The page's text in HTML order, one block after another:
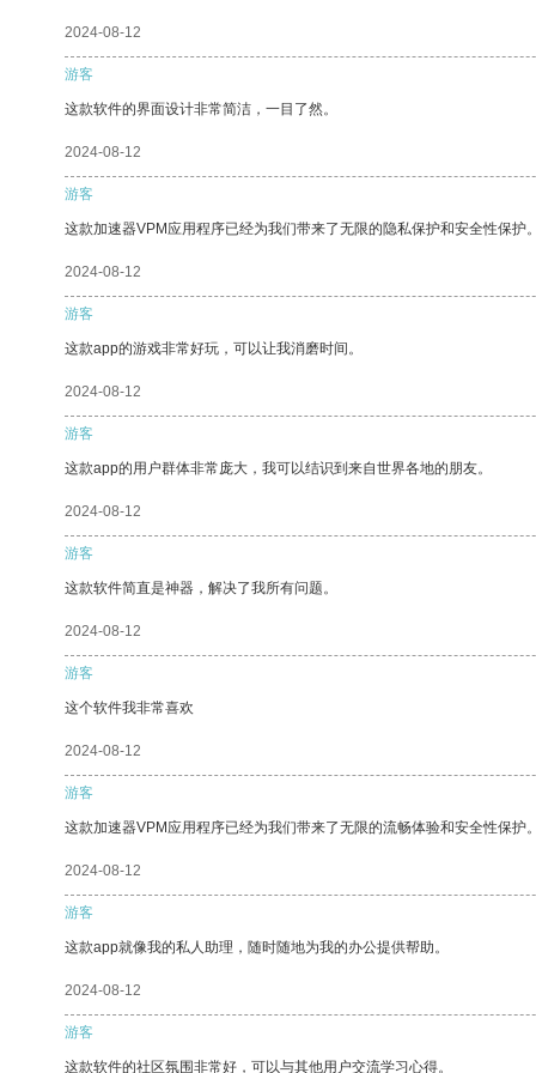
2024-08-12
游客
这款软件的界面设计非常简洁，一目了然。
2024-08-12
游客
这款加速器VPM应用程序已经为我们带来了无限的隐私保护和安全性保护
2024-08-12
游客
这款app的游戏非常好玩，可以让我消磨时间。
2024-08-12
游客
这款app的用户群体非常庞大，我可以结识到来自世界各地的朋友。
2024-08-12
游客
这款软件简直是神器，解决了我所有问题。
2024-08-12
游客
这个软件我非常喜欢
2024-08-12
游客
这款加速器VPM应用程序已经为我们带来了无限的流畅体验和安全性保护
2024-08-12
游客
这款app就像我的私人助理，随时随地为我的办公提供帮助。
2024-08-12
游客
这款软件的社区氛围非常好，可以与其他用户交流学习心得。